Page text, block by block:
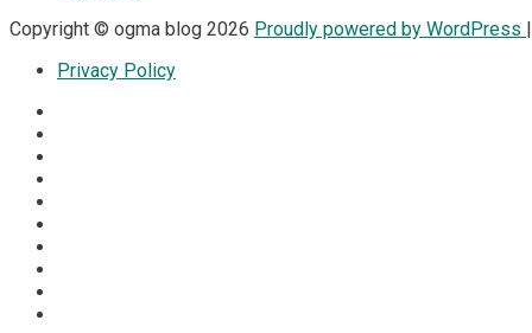
Copyright © ogma blog 2026 Proudly powered by WordPress
Privacy Policy